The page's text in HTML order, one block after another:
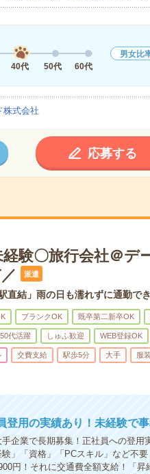
40代 50代 60代
男女比
株式会社
応募する
経験〇旅行会社＠
派遣
結」雨の日も濡れずに通勤で
ブランクOK 既卒第二新卒OK
代活躍 しゅふ歓迎 WEB登録OK
交費支給 駅歩5分 大手 服
登用の実績あり！未経験で
企業で長期募集！正社員への登用
」「資格」「PCスキル」など不
円！それに交通費全額支給！「